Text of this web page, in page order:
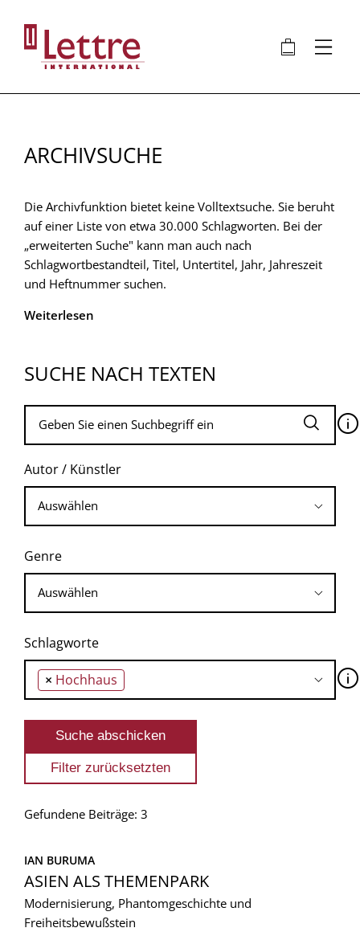
Inhalt
🛍 ⋮
ARCHIVSUCHE
Die Archivfunktion bietet keine Volltextsuche. Sie beruht
auf einer Liste von etwa 30.000 Schlagworten. Bei der
„erweiterten Suche" kann man auch nach
Schlagwortbestandteil, Titel, Untertitel, Jahr, Jahreszeit
und Heftnummer suchen.
Weiterlesen
SUCHE NACH TEXTEN
🛈
Autor / Künstler
Genre
Schlagworte
× Hochhaus 🛈
Gefundene Beiträge: 3
IAN BURUMA
ASIEN ALS THEMENPARK
Modernisierung, Phantomgeschichte und
Freiheitsbewußstein